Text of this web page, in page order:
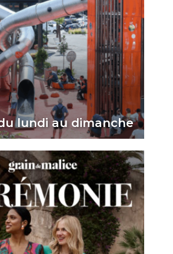
lundi au dimanche